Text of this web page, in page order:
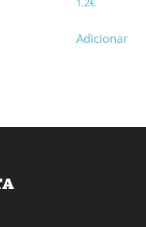
Adicionar